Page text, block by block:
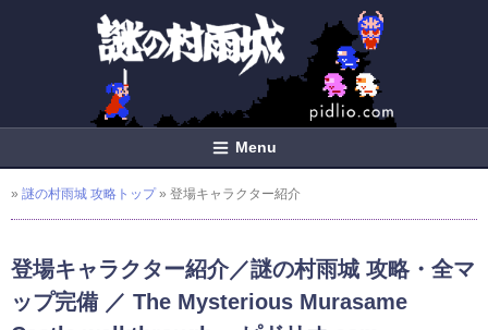
Menu
» 謎の村雨城 攻略トップ» 登場キャラクター紹介
登場キャラクター紹介／謎の村雨城 攻略・全マ
ップ完備 ／ The Mysterious Murasame